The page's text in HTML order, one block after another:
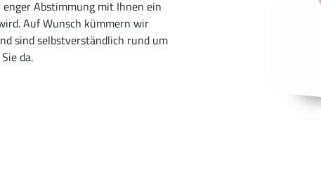
Abstimmung mit Ihnen ein
Auf Wunsch kümmern wir
sind selbstverständlich rund um
da.